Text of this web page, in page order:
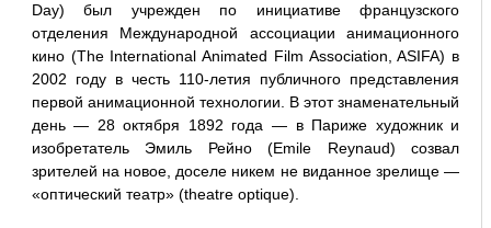
Day) был учрежден по инициативе французского
отделения Международной ассоциации анимационного
кино (The International Animated Film Association, ASIFA) в
2002 году в честь 110-летия публичного представления
первой анимационной технологии. В этот знаменательный
день — 28 октября 1892 года — в Париже художник и
изобретатель Эмиль Рейно (Emile Reynaud) созвал
зрителей на новое, доселе никем не виданное зрелище —
«оптический театр» (theatre optique).